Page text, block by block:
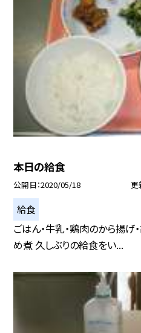
本日の給食
公開日 2020/05/18 更
給食
ごはん・牛乳・鶏肉のから揚げ
め煮 久しぶりの給食をい...